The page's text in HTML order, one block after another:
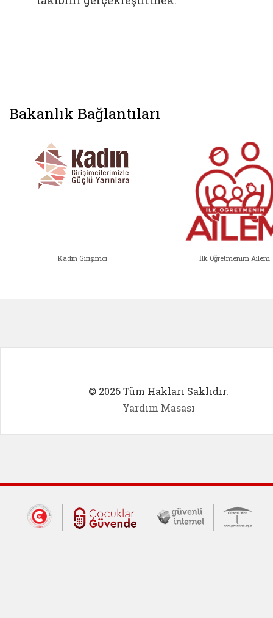
Bakanlık Bağlantıları
Kadın Girişimci İlk Öğretmenim Ailem
© 2026 Tüm Hakları Saklıdır.
Yardım Masası
Dış Bağlantılar
Cumhurbaşkanlığı İletişim Merkezi
Çocuklar Güvende (yeni
Güvenli